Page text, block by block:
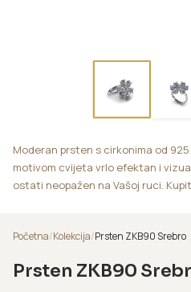
Moderan prsten s cirkonima od
motivom cvijeta vrlo efektan i
ostati neopažen na Vašoj ruci.
Početna/Kolekcija/Prsten ZKB90 Srebro
Prsten ZKB90